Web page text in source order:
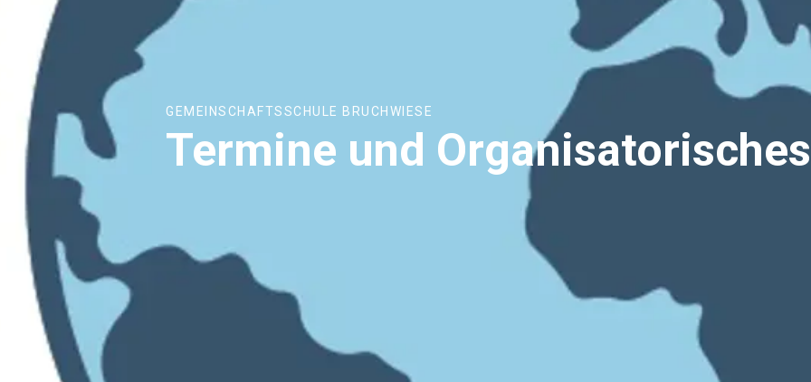
GEMEINSCHAFTSSCHULE BRUCHWIESE
Termine und Organisatorisches